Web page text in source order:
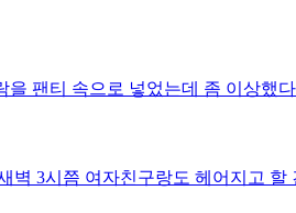
을 팬티 속으로 넣었는데 좀 이상했
벽 3시쯤 여자친구랑도 헤어지고